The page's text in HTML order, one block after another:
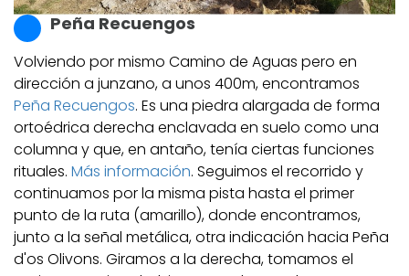
Peña Recuengos
Volviendo por mismo Camino de Aguas pero en
dirección a junzano, a unos 400m, encontramos
Peña Recuengos. Es una piedra alargada de forma
ortoédrica derecha enclavada en suelo como una
columna y que, en antaño, tenía ciertas funciones
rituales. Más información. Seguimos el recorrido y
continuamos por la misma pista hasta el primer
punto de la ruta (amarillo), donde encontramos,
junto a la señal metálica, otra indicación hacia Peña
d'os Olivons. Giramos a la derecha, tomamos el